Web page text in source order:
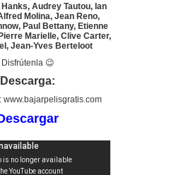
Hanks, Audrey Tautou, Ian
Molina, Jean Reno,
Paul Bettany, Etienne
Marielle, Clive Carter,
Jean-Yves Berteloot
Disfrútenla 😉
Descarga:
www.bajarpelisgratis.com